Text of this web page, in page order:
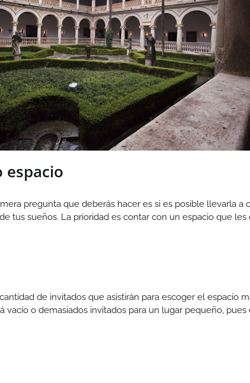
espacio
pregunta que deberás hacer es si es posible llevarla a
tus sueños. La prioridad es contar con un espacio que
de invitados que asistirán para escoger el espacio
o demasiados invitados para un lugar pequeño,